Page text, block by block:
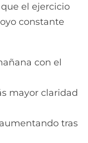
el ejercicio
constante
con el
mayor claridad
tras